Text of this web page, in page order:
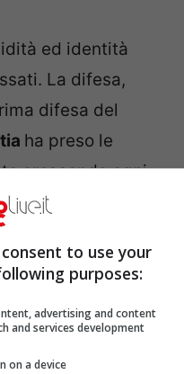
ed identità
La difesa,
difesa del
ha preso le
crescendo ogni
sta conquistando
è il fiore
il perfetto
di
di loro si
la
to use your
purposes:
advertising and content
and services development
on a device